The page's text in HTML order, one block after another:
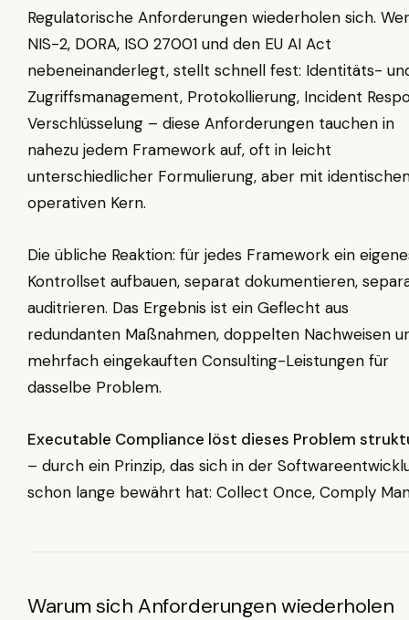
Regulatorische Anforderungen wiederholen sich. Wer
NIS-2, DORA, ISO 27001 und den EU AI Act
nebeneinanderlegt, stellt schnell fest: Identitäts-
Zugriffsmanagement, Protokollierung, Incident
Verschlüsselung – diese Anforderungen tauchen in
nahezu jedem Framework auf, oft in leicht
unterschiedlicher Formulierung, aber mit
operativen Kern.
Die übliche Reaktion: für jedes Framework ein
Kontrollset aufbauen, separat dokumentieren,
auditrieren. Das Ergebnis ist ein Geflecht aus
redundanten Maßnahmen, doppelten Nachweisen
mehrfach eingekauften Consulting-Leistungen für
dasselbe Problem.
Executable Compliance löst dieses Problem
– durch ein Prinzip, das sich in der
schon lange bewährt hat: Collect Once, Comply
Warum sich Anforderungen wiederholen